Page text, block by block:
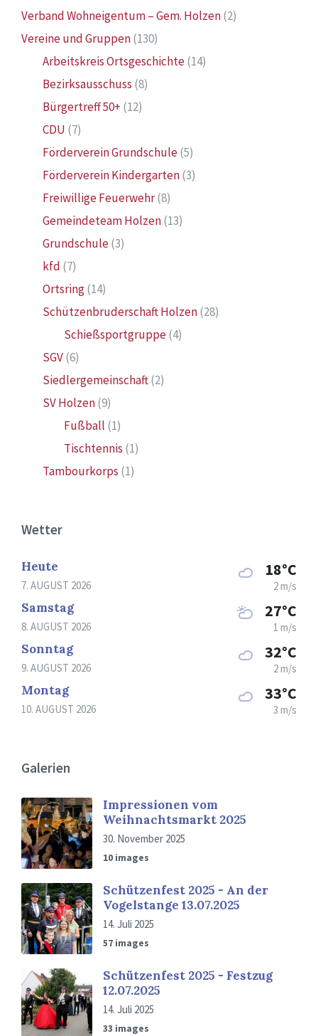
Verband Wohneigentum – Gem. Holzen(2)
Vereine und Gruppen(130)
Arbeitskreis Ortsgeschichte(14)
Bezirksausschuss (8)
Bürgertreff 50+ (12)
CDU (7)
Förderverein Grundschule(5)
Förderverein Kindergarten(3)
Freiwillige Feuerwehr(8)
Gemeindeteam Holzen(13)
Grundschule(3)
kfd (7)
Ortsring(14)
Schützenbruderschaft Holzen(28)
Schießsportgruppe(4)
SGV(6)
Siedlergemeinschaft(2)
SV Holzen(9)
Fußball (1)
Tischtennis (1)
Tambourkorps (1)
Wetter
Heute
7. AUGUST 2026
18°C
2 m/s
Samstag
8. AUGUST 2026
27°C
1 m/s
Sonntag
9. AUGUST 2026
32°C
2 m/s
Montag
10. AUGUST 2026
33°C
3 m/s
Galerien
Impressionen vom
Weihnachtsmarkt 2025
30. November 2025
10 images
Schützenfest 2025 - An der
Vogelstange 13.07.2025
14. Juli 2025
57 images
Schützenfest 2025 - Festzug
12.07.2025
14. Juli 2025
33 images